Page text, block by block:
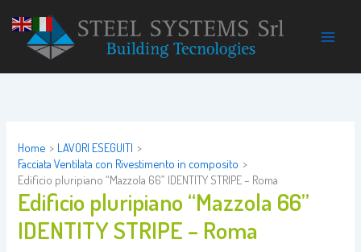
contenuto
Home
LAVORI ESEGUITI
Facciata Ventilata con Rivestimento in composito
Edificio pluripiano “Mazzola 66” IDENTITY STRIPE – Roma
Edificio pluripiano “Mazzola 66”
IDENTITY STRIPE – Roma